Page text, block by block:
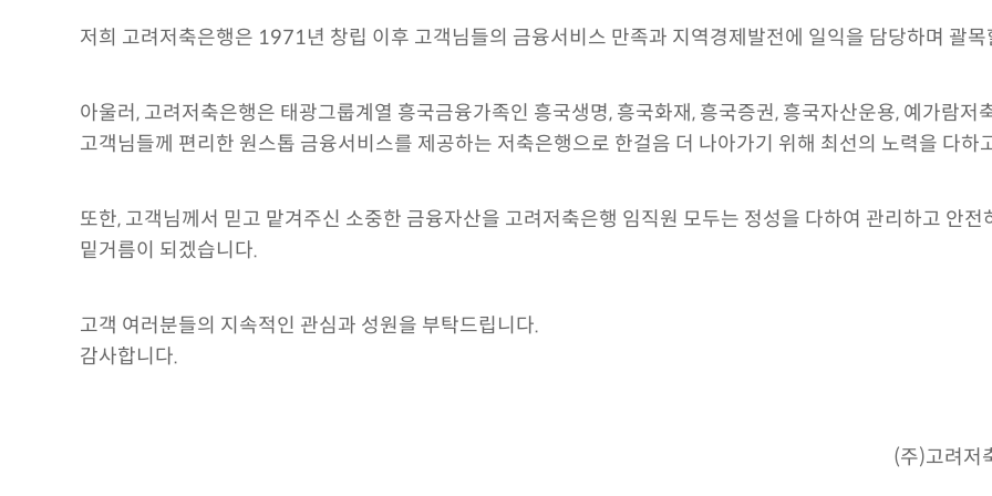
저희 고려저축은행은 1971년 창립 이후 고객님들의 금융서비스 만족과 지역경제발전에 일익을 담당하며 괄
아울러, 고려저축은행은 태광그룹계열 흥국금융가족인 흥국생명, 흥국화재, 흥국증권, 흥국자산운용, 예가람
고객님들께 편리한 원스톱 금융서비스를 제공하는 저축은행으로 한걸음 더 나아가기 위해 최선의 노력을 다하
또한, 고객님께서 믿고 맡겨주신 소중한 금융자산을 고려저축은행 임직원 모두는 정성을 다하여 관리하고 안
밑거름이 되겠습니다.
고객 여러분들의 지속적인 관심과 성원을 부탁드립니다.
감사합니다.
(주)고려저